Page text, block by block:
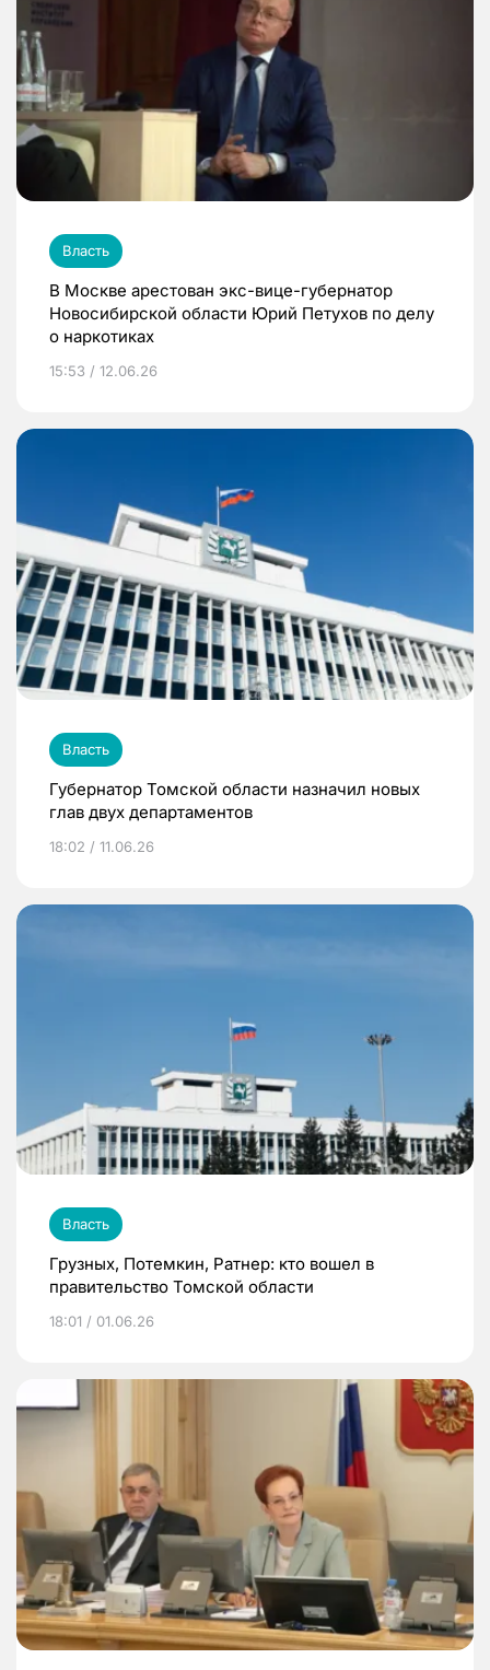
Власть
В Москве арестован экс-вице-губернатор
Новосибирской области Юрий Петухов по делу
о наркотиках
15:53 / 12.06.26
Власть
Губернатор Томской области назначил новых
глав двух департаментов
18:02 / 11.06.26
Власть
Грузных, Потемкин, Ратнер: кто вошел в
правительство Томской области
18:01 / 01.06.26